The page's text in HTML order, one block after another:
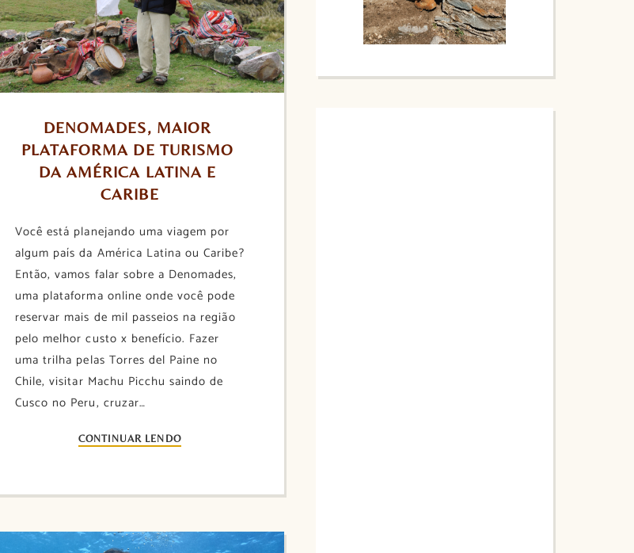
DENOMADES, MAIOR
PLATAFORMA DE TURISMO
DA AMÉRICA LATINA E
CARIBE
Você está planejando uma viagem por
algum país da América Latina ou Caribe?
Então, vamos falar sobre a Denomades,
uma plataforma online onde você pode
reservar mais de mil passeios na região
pelo melhor custo x benefício. Fazer
uma trilha pelas Torres del Paine no
Chile, visitar Machu Picchu saindo de
Cusco no Peru, cruzar…
CONTINUAR LENDO